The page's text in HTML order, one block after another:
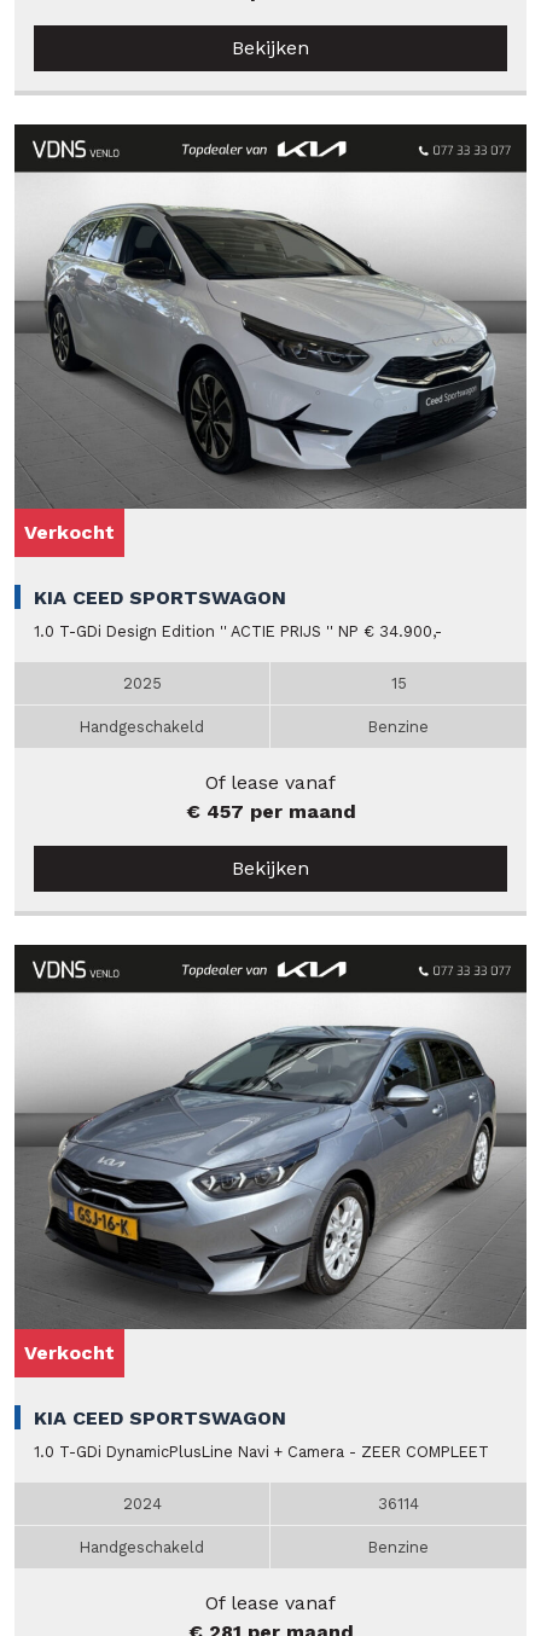
Bekijken
Verkocht
Verkocht
KIA CEED SPORTSWAGON
1.0 T-GDi Design Edition '' ACTIE PRIJS '' NP € 34.900,-
2025 15
Handgeschakeld Benzine
Of lease vanaf
€ 457 per maand
Bekijken
Verkocht
Verkocht
KIA CEED SPORTSWAGON
1.0 T-GDi DynamicPlusLine Navi + Camera - ZEER COMPLEET
2024 36114
Handgeschakeld Benzine
Of lease vanaf